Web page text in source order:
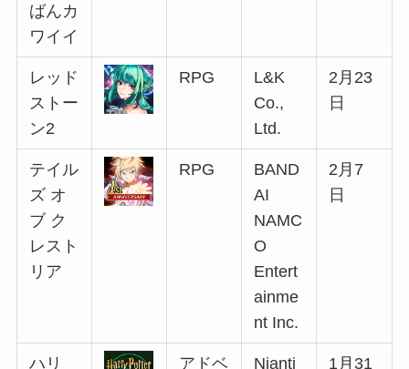
ばんカ
ワイイ
レッド
ストー
ン2
RPG
L&K
Co.,
Ltd.
2月23
日
テイル
ズ オ
ブ ク
レスト
リア
RPG
BAND
AI
NAMC
O
Entert
ainme
nt Inc.
2月7
日
ハリ アドベ Nianti 1月31